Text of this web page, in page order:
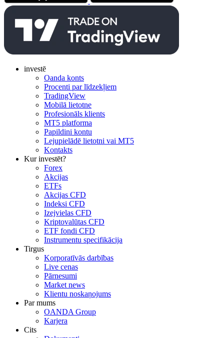
investē
Oanda konts
Procenti par līdzekļiem
TradingView
Mobilā lietotne
Profesionāls klients
MT5 platforma
Papildini kontu
Lejupielādē lietotni vai MT5
Kontakts
Kur investēt?
Forex
Akcijas
ETFs
Akcijas CFD
Indeksi CFD
Izejvielas CFD
Kriptovalūtas CFD
ETF fondi CFD
Instrumentu specifikācija
Tirgus
Korporatīvās darbības
Live cenas
Pārnesumi
Market news
Klientu noskaņojums
Par mums
OANDA Group
Karjera
Cits